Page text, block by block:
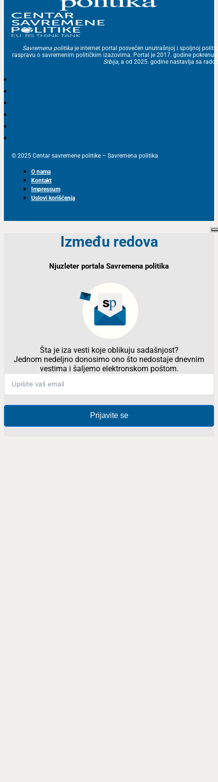
Savremena politika je internet portal posvećen unutrašnjoj i spoljnoj
raspravu o savremenim političkim izazovima. Portal je 2017. godine
Srbija, a od 2025. godine nastavlja sa
© 2025 Centar savremene politike – Savremena politika
O nama
Kontakt
Impressum
Uslovi korišćenja
Između redova
Njuzleter portala Savremena politika
Šta je iza vesti koje oblikuju sadašnjost?
Jednom nedeljno donosimo ono što nedostaje dnevnim
vestima i šaljemo elektronskom poštom.
Prijavite se